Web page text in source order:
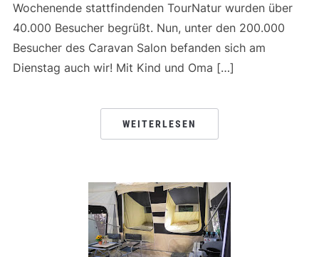
Wochenende stattfindenden TourNatur wurden über
40.000 Besucher begrüßt. Nun, unter den 200.000
Besucher des Caravan Salon befanden sich am
Dienstag auch wir! Mit Kind und Oma […]
WEITERLESEN